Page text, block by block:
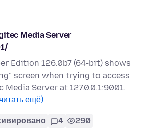
Media Server
Edition 126.0b7 (64-bit) shows
screen when trying to access
Server at 127.0.0.1:9001.
ещё)
4 290